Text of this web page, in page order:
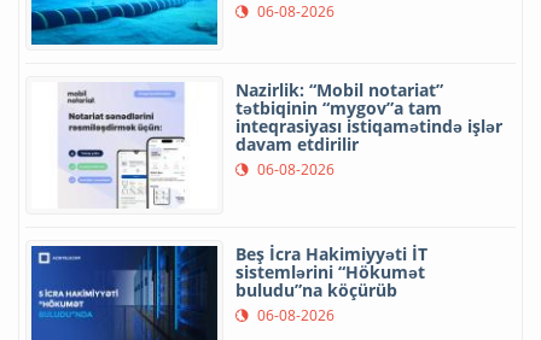
06-08-2026
Nazirlik: “Mobil notariat”
tətbiqinin “mygov”a tam
inteqrasiyası istiqamətində işlər
davam etdirilir
06-08-2026
Beş İcra Hakimiyyəti İT
sistemlərini “Hökumət
buludu”na köçürüb
06-08-2026